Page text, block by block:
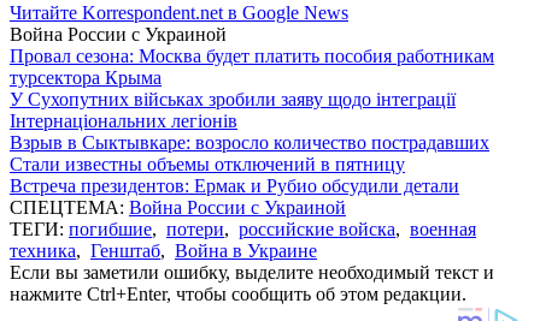
Читайте Korrespondent.net в Google News
Война России с Украиной
Провал сезона: Москва будет платить пособия работникам
турсектора Крыма
У Сухопутних військах зробили заяву щодо інтеграції
Інтернаціональних легіонів
Взрыв в Сыктывкаре: возросло количество пострадавших
Стали известны объемы отключений в пятницу
Встреча президентов: Ермак и Рубио обсудили детали
СПЕЦТЕМА: Война России с Украиной
ТЕГИ: погибшие, потери, российские войска, военная
техника, Генштаб, Война в Украине
Если вы заметили ошибку, выделите необходимый текст и
нажмите Ctrl+Enter, чтобы сообщить об этом редакции.